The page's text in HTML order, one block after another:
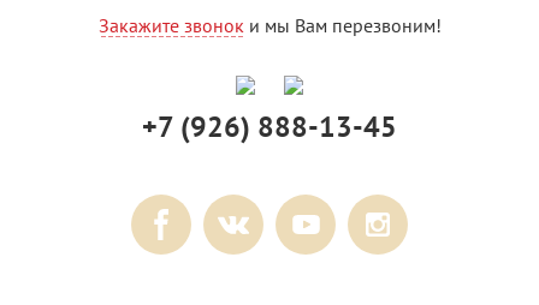
Закажите звоноки мы Вам перезвоним!
+7 (926) 888-13-45